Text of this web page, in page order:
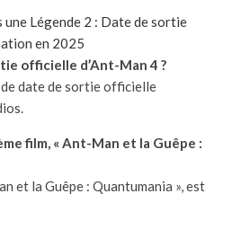
une Légende 2 : Date de sortie
en 2025
officielle d’Ant-Man 4 ?
de date de sortie officielle
film, « Ant-Man et la Guêpe :
et la Guêpe : Quantumania », est